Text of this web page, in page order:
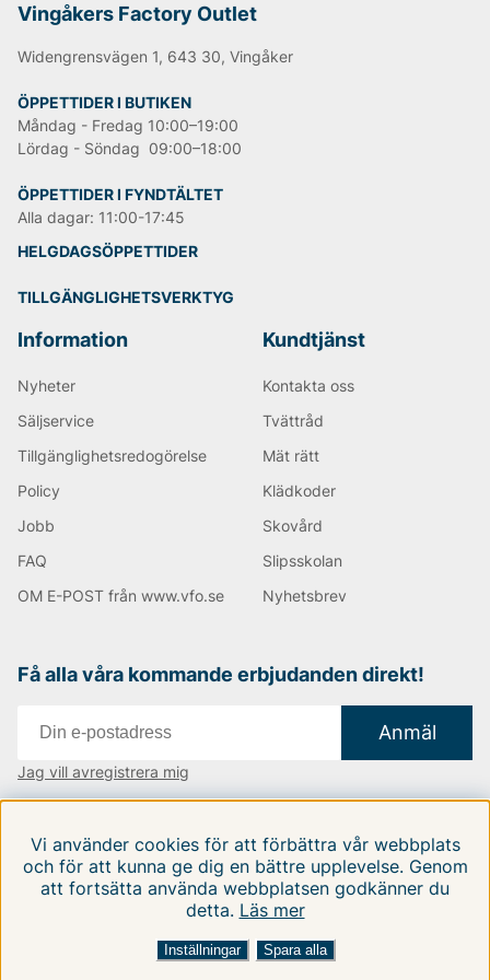
Vingåkers Factory Outlet
Widengrensvägen 1, 643 30, Vingåker
ÖPPETTIDER I BUTIKEN
Måndag - Fredag 10:00–19:00
Lördag - Söndag 09:00–18:00
ÖPPETTIDER I FYNDTÄLTET
Alla dagar: 11:00-17:45
HELGDAGSÖPPETTIDER
TILLGÄNGLIGHETSVERKTYG
Information
Nyheter
Säljservice
Tillgänglighetsredogörelse
Policy
Jobb
FAQ
OM E-POST från www.vfo.se
Kundtjänst
Kontakta oss
Tvättråd
Mät rätt
Klädkoder
Skovård
Slipsskolan
Nyhetsbrev
Få alla våra kommande erbjudanden direkt!
Anmäl
Jag vill avregistrera mig
Följ oss på våra sociala medier
Vi använder cookies för att förbättra vår webbplats
och för att kunna ge dig en bättre upplevelse. Genom
att fortsätta använda webbplatsen godkänner du
detta. Läs mer
Inställningar Spara alla